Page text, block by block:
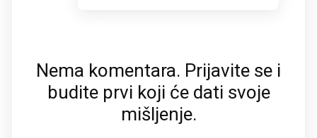
Nema komentara. Prijavite se i
budite prvi koji će dati svoje
mišljenje.